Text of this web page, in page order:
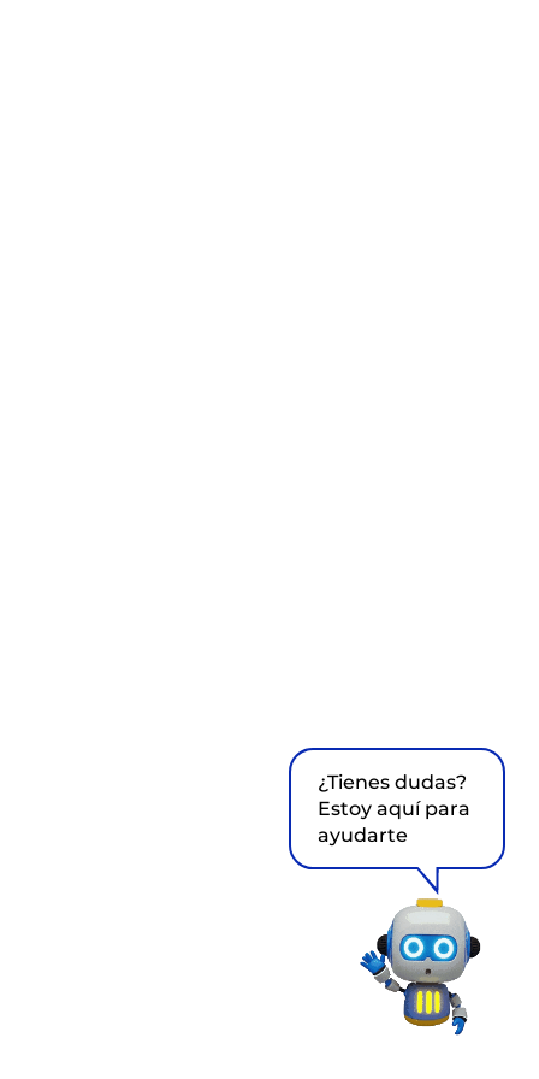
¿Tienes dudas?
Estoy aquí para
ayudarte